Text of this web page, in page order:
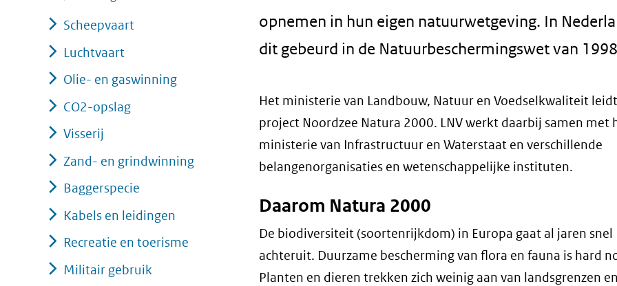
opnemen in hun eigen natuurwetgeving. In
dit gebeurd in de Natuurbeschermingswet van
Het ministerie van Landbouw, Natuur en Voedselkwaliteit
project Noordzee Natura 2000. LNV werkt daarbij samen met
ministerie van Infrastructuur en Waterstaat en verschillende
belangenorganisaties en wetenschappelijke instituten.
Daarom Natura 2000
De biodiversiteit (soortenrijkdom) in Europa gaat al jaren snel
achteruit. Duurzame bescherming van flora en fauna is hard
Planten en dieren trekken zich weinig aan van landsgrenzen
Scheepvaart
Luchtvaart
Olie- en gaswinning
CO2-opslag
Visserij
Zand- en grindwinning
Baggerspecie
Kabels en leidingen
Recreatie en toerisme
Militair gebruik